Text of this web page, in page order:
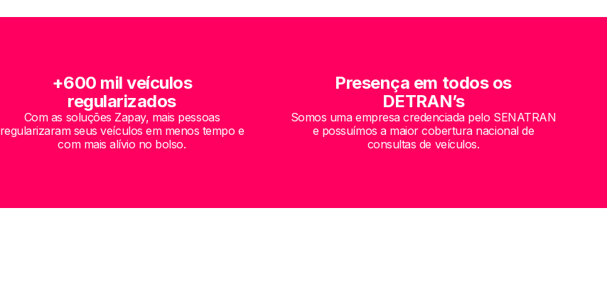
+600 mil veículos
regularizados
Com as soluções Zapay, mais pessoas
regularizaram seus veículos em menos tempo e
com mais alívio no bolso.
Presença em todos os
DETRAN’s
Somos uma empresa credenciada pelo SENATRAN
e possuímos a maior cobertura nacional de
consultas de veículos.